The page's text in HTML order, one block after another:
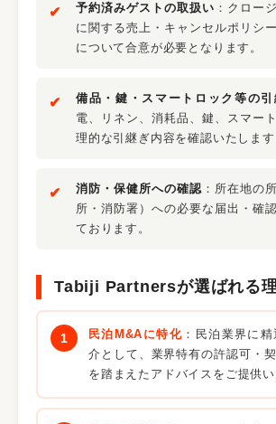
予約済みゲストの取扱い ：クロー
に関する売上・キャンセルポリシ
について合意が必要となります。
備品・鍵・スマートロック等の引
電、リネン、消耗品、鍵、スマー
理的な引継ぎ内容を確認いたします
消防・保健所への確認 ：所在地の
所・消防署）への必要な届出・確
ております。
Tabiji Partnersが選ばれる
民泊M&Aに特化 ：民泊業界に
介として、業界特有の許認可・
を踏まえたアドバイスをご提供い